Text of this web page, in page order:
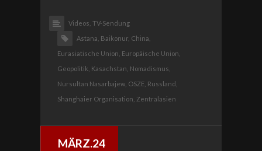
Videos, TV-Sendung
Astana, Baikonur, China,
Eurasiatische Union, Europäische Union,
Geopolitik, Kasachstan, Nomadismus,
Nursultan Nasarbajew, OSZE, Russland,
Shanghaier Organisation, Zentralasien
MÄRZ.24